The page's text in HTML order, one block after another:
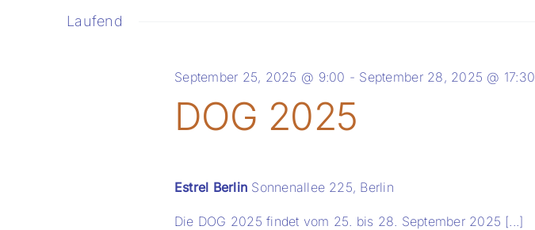
Navigation
Schlüsselwort.
Laufend
September 25, 2025 @ 9:00 - September 28, 2025 @ 17:30
DOG 2025
Estrel Berlin Sonnenallee 225, Berlin
Die DOG 2025 findet vom 25. bis 28. September 2025 [...]